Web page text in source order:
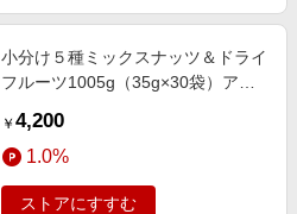
小分け５種ミックスナッツ＆ドライ
フルーツ1005g（35g×30袋）アー
ズン ドライクランベリー 個包装 小
￥ 4,200
1.0%
ストアにすすむ